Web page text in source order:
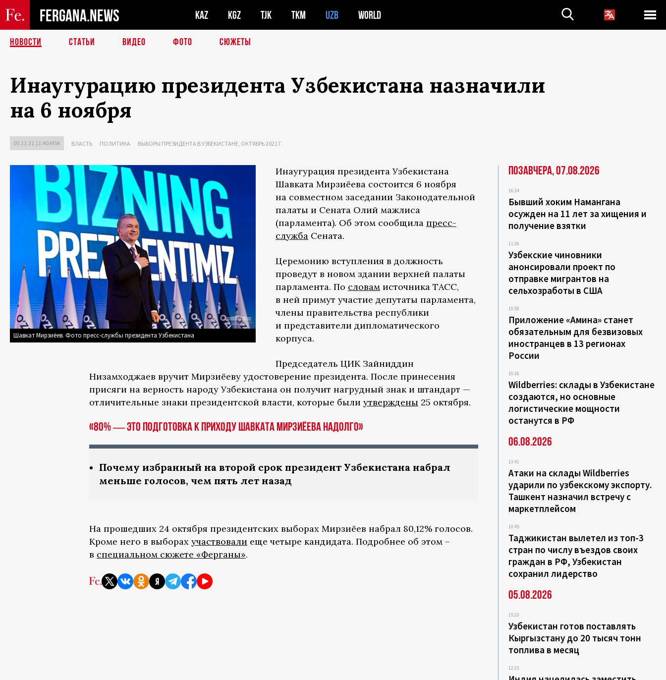
FERGANA.NEWS KAZ KGZ TJK TKM UZB WORLD
НОВОСТИ СТАТЬИ ВИДЕО ФОТО СЮЖЕТЫ
Инаугурацию президента Узбекистана назначили
на 6 ноября
05.11.21 11:40 MSK ВЛАСТЬ ПОЛИТИКА ВЫБОРЫ ПРЕЗИДЕНТА В УЗБЕКИСТАНЕ, ОКТЯБРЬ 2021 Г.
Шавкат Мирзиёев. Фото пресс-службы президента Узбекистана
Инаугурация президента Узбекистана
Шавката Мирзиёева состоится 6 ноября
на совместном заседании Законодательной
палаты и Сената Олий мажлиса
(парламента). Об этом сообщила пресс-
служба Сената.
Церемонию вступления в должность
проведут в новом здании верхней палаты
парламента. По словам источника ТАСС,
в ней примут участие депутаты парламента,
члены правительства республики
и представители дипломатического
корпуса.
Председатель ЦИК Зайниддин
Низамходжаев вручит Мирзиёеву удостоверение президента. После принесения
присяги на верность народу Узбекистана он получит нагрудный знак и штандарт —
отличительные знаки президентской власти, которые были утверждены 25 октября.
«80% — это подготовка к приходу Шавката Мирзиёева надолго»
Почему избранный на второй срок президент Узбекистана набрал
меньше голосов, чем пять лет назад
На прошедших 24 октября президентских выборах Мирзиёев набрал 80,12% голосов.
Кроме него в выборах участвовали еще четыре кандидата. Подробнее об этом –
в специальном сюжете «Ферганы».
Позавчера, 07.08.2026
16:34
Бывший хоким Намангана
осужден на 11 лет за хищения и
получение взятки
11:26
Узбекские чиновники
анонсировали проект по
отправке мигрантов на
сельхозработы в США
10:50
Приложение «Амина» станет
обязательным для безвизовых
иностранцев в 13 регионах
России
10:16
Wildberries: склады в Узбекистане
создаются, но основные
логистические мощности
останутся в РФ
06.08.2026
13:41
Атаки на склады Wildberries
ударили по узбекскому экспорту.
Ташкент назначил встречу с
маркетплейсом
10:45
Таджикистан вылетел из топ-3
стран по числу въездов своих
граждан в РФ, Узбекистан
сохранил лидерство
05.08.2026
15:23
Узбекистан готов поставлять
Кыргызстану до 20 тысяч тонн
топлива в месяц
12:23